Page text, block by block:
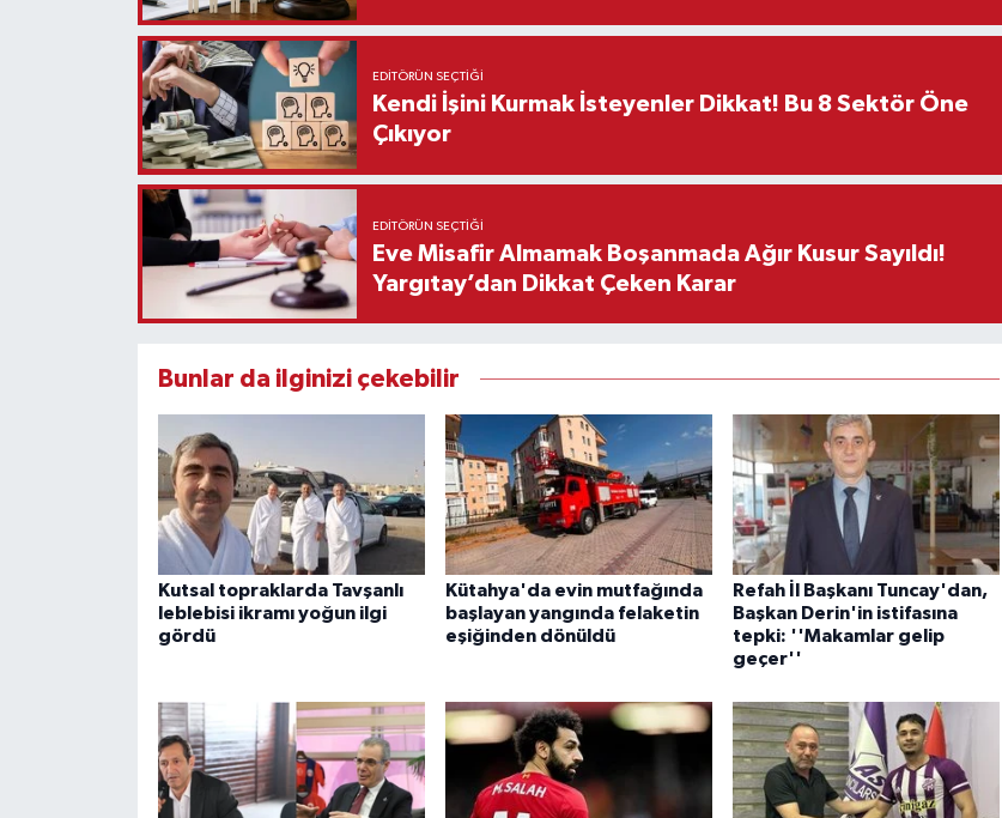
EDITÖRÜN SEÇTIĞI
Kendi İşini Kurmak İsteyenler Dikkat! Bu 8 Sektör Öne
Çıkıyor
EDITÖRÜN SEÇTIĞI
Eve Misafir Almamak Boşanmada Ağır Kusur Sayıldı!
Yargıtay’dan Dikkat Çeken Karar
Bunlar da ilginizi çekebilir
Kutsal topraklarda Tavşanlı
leblebisi ikramı yoğun ilgi
gördü
Kütahya'da evin mutfağında
başlayan yangında felaketin
eşiğinden dönüldü
Refah İl Başkanı Tuncay'dan,
Başkan Derin'in istifasına
tepki: ''Makamlar gelip
geçer''